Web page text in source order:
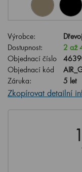
Výrobce:
Dostupnost:
2 až
Objednací číslo
Objednací kód
Záruka:
5 let
Zkopírovat detailní